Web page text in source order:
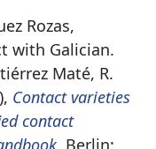
Rozas,
with Galician.
Maté, R.
Contact varieties
contact